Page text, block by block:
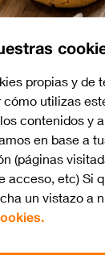
su servicio
en estos
por la
continúa
siempre
mismo tiempo
empleados.
propias y de
cómo utilizas
contenidos y
en base a
(páginas
acceso, etc) Si
un vistazo a